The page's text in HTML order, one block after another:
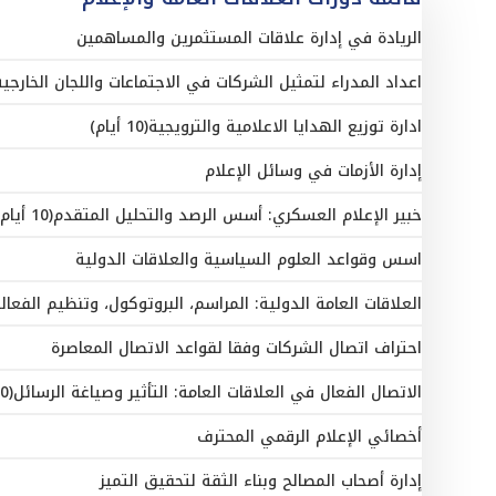
الريادة في إدارة علاقات المستثمرين والمساهمين
اعداد المدراء لتمثيل الشركات في الاجتماعات واللجان
ادارة توزيع الهدايا الاعلامية والترويجية(10 أيام)
إدارة الأزمات في وسائل الإعلام
خبير الإعلام العسكري: أسس الرصد والتحليل المتقدم(10 أيام)
اسس وقواعد العلوم السياسية والعلاقات الدولية
العلاقات العامة الدولية: المراسم، البروتوكول، وتنظيم
احتراف اتصال الشركات وفقا لقواعد الاتصال المعاصرة
الاتصال الفعال في العلاقات العامة: التأثير وصياغة الرسائل(10 أيام)
أخصائي الإعلام الرقمي المحترف
إدارة أصحاب المصالح وبناء الثقة لتحقيق التميز